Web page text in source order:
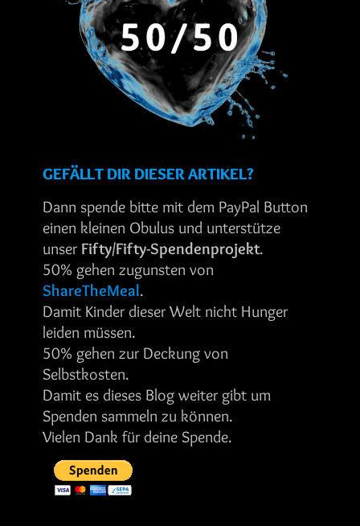
GEFÄLLT DIR DIESER ARTIKEL?
Dann spende bitte mit dem PayPal Button
einen kleinen Obulus und unterstütze
unser Fifty/Fifty-Spendenprojekt.
50% gehen zugunsten von
ShareTheMeal.
Damit Kinder dieser Welt nicht Hunger
leiden müssen.
50% gehen zur Deckung von
Selbstkosten.
Damit es dieses Blog weiter gibt um
Spenden sammeln zu können.
Vielen Dank für deine Spende.